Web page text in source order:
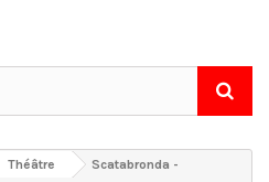
Théâtre
Scatabronda -